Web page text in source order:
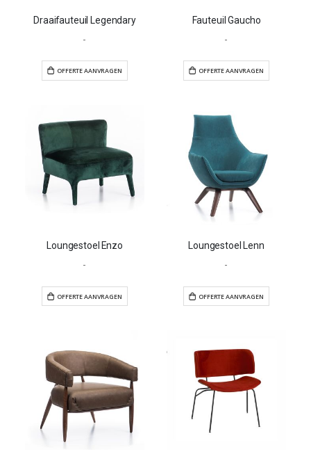
Draaifauteuil Legendary
-
OFFERTE AANVRAGEN
Fauteuil Gaucho
-
OFFERTE
Loungestoel Enzo
-
Loungestoel Lenn
-